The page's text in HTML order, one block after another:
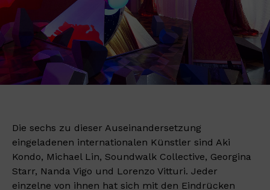
Die sechs zu dieser Auseinandersetzung
eingeladenen internationalen Künstler sind Aki
Kondo, Michael Lin, Soundwalk Collective, Georgina
Starr, Nanda Vigo und Lorenzo Vitturi. Jeder
einzelne von ihnen hat sich mit den Eindrücken